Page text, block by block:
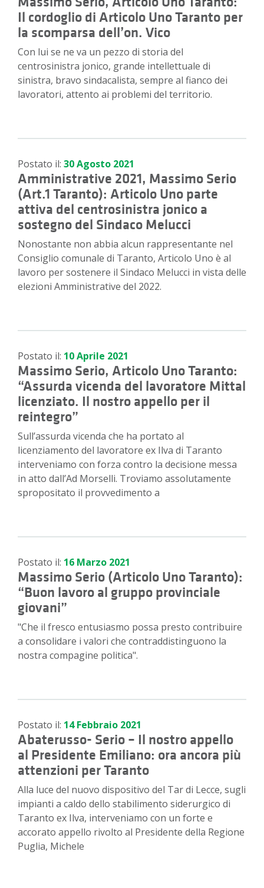
Il cordoglio di Articolo Uno Taranto per
la scomparsa dell’on. Vico
Con lui se ne va un pezzo di storia del
centrosinistra jonico, grande intellettuale di
sinistra, bravo sindacalista, sempre al fianco dei
lavoratori, attento ai problemi del territorio.
Postato il: 30 Agosto 2021
Amministrative 2021, Massimo Serio
(Art.1 Taranto): Articolo Uno parte
attiva del centrosinistra jonico a
sostegno del Sindaco Melucci
Nonostante non abbia alcun rappresentante nel
Consiglio comunale di Taranto, Articolo Uno è al
lavoro per sostenere il Sindaco Melucci in vista delle
elezioni Amministrative del 2022.
Postato il: 10 Aprile 2021
Massimo Serio, Articolo Uno Taranto:
“Assurda vicenda del lavoratore Mittal
licenziato. Il nostro appello per il
reintegro”
Sull’assurda vicenda che ha portato al
licenziamento del lavoratore ex Ilva di Taranto
interveniamo con forza contro la decisione messa
in atto dall’Ad Morselli. Troviamo assolutamente
spropositato il provvedimento a
Postato il: 16 Marzo 2021
Massimo Serio (Articolo Uno Taranto):
“Buon lavoro al gruppo provinciale
giovani”
"Che il fresco entusiasmo possa presto contribuire
a consolidare i valori che contraddistinguono la
nostra compagine politica".
Postato il: 14 Febbraio 2021
Abaterusso- Serio – Il nostro appello
al Presidente Emiliano: ora ancora più
attenzioni per Taranto
Alla luce del nuovo dispositivo del Tar di Lecce, sugli
impianti a caldo dello stabilimento siderurgico di
Taranto ex Ilva, interveniamo con un forte e
accorato appello rivolto al Presidente della Regione
Puglia, Michele